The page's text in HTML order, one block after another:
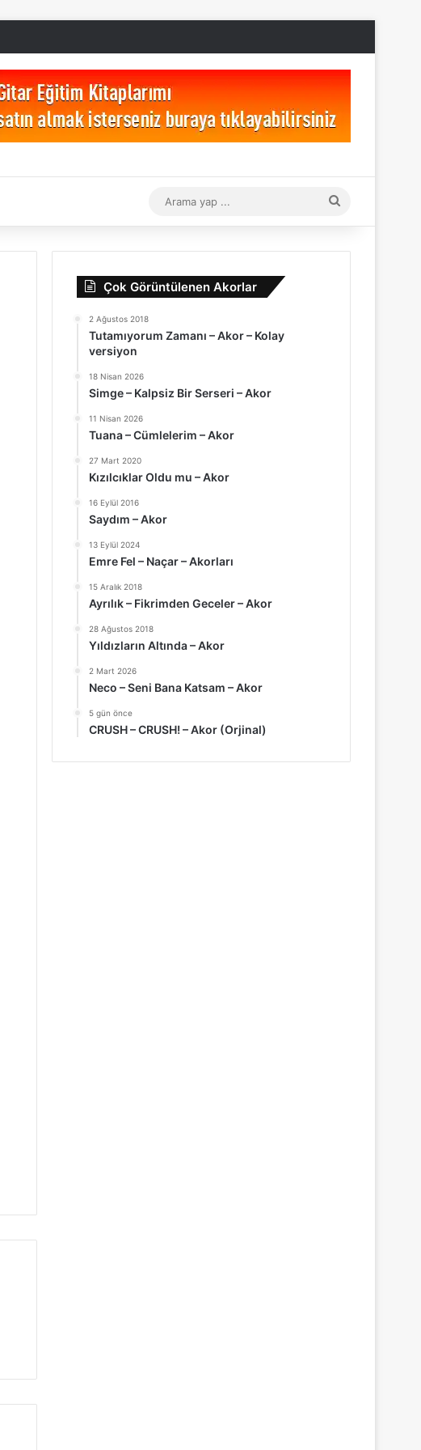
yap
Çok Görüntülenen Akorlar
2 Ağustos 2018
Tutamıyorum Zamanı – Akor – Kolay
versiyon
18 Nisan 2026
Simge – Kalpsiz Bir Serseri – Akor
11 Nisan 2026
Tuana – Cümlelerim – Akor
27 Mart 2020
Kızılcıklar Oldu mu – Akor
16 Eylül 2016
Saydım – Akor
13 Eylül 2024
Emre Fel – Naçar – Akorları
15 Aralık 2018
Ayrılık – Fikrimden Geceler – Akor
28 Ağustos 2018
Yıldızların Altında – Akor
2 Mart 2026
Neco – Seni Bana Katsam – Akor
5 gün önce
CRUSH – CRUSH! – Akor (Orjinal)